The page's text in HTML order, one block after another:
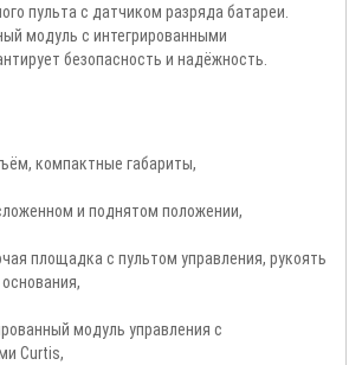
пульта с датчиком разряда батареи.
модуль с интегрированными
безопасность и надёжность.
компактные габариты,
и поднятом положении,
площадка с пультом управления, рукоять
модуль управления с
Curtis,